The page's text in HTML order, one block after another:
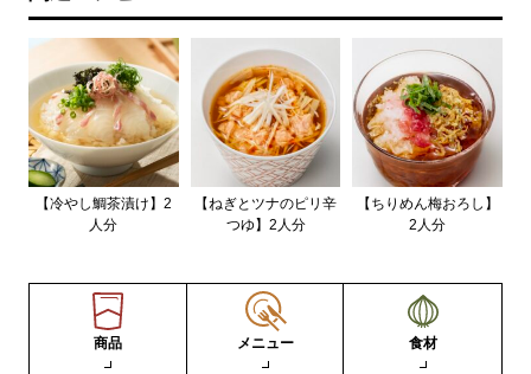
【冷やし鯛茶漬け】2
人分
【ねぎとツナのピリ辛
つゆ】2人分
【ちりめん梅おろし】
2人分
商品 メニュー 食材